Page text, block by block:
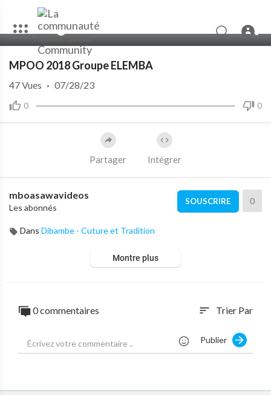
00:00 04:08
MPOO 2018 Groupe ELEMBA
0 0
47Vues · 07/28/23
Partager Intégrer
mboasawavideos
Les abonnés
SOUSCRIRE 0
Dans Dibambe - Cuture et Tradition
Montre plus
0 commentaires sort Trier Par
Publier